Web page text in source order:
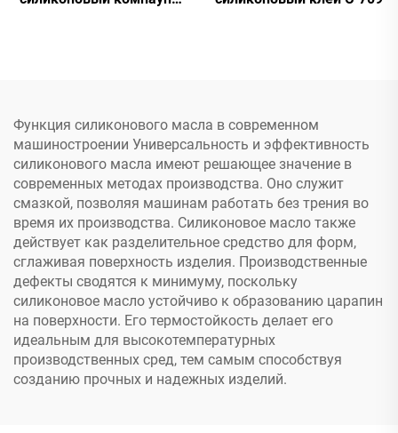
Функция силиконового масла в современном
машиностроении Универсальность и эффективность
силиконового масла имеют решающее значение в
современных методах производства. Оно служит
смазкой, позволяя машинам работать без трения во
время их производства. Силиконовое масло также
действует как разделительное средство для форм,
сглаживая поверхность изделия. Производственные
дефекты сводятся к минимуму, поскольку
силиконовое масло устойчиво к образованию царапин
на поверхности. Его термостойкость делает его
идеальным для высокотемпературных
производственных сред, тем самым способствуя
созданию прочных и надежных изделий.